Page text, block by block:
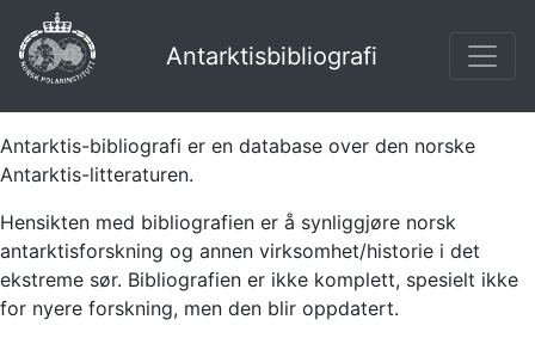
Antarktisbibliografi
Antarktis-bibliografi er en database over den norske
Antarktis-litteraturen.
Hensikten med bibliografien er å synliggjøre norsk
antarktisforskning og annen virksomhet/historie i det
ekstreme sør. Bibliografien er ikke komplett, spesielt ikke
for nyere forskning, men den blir oppdatert.